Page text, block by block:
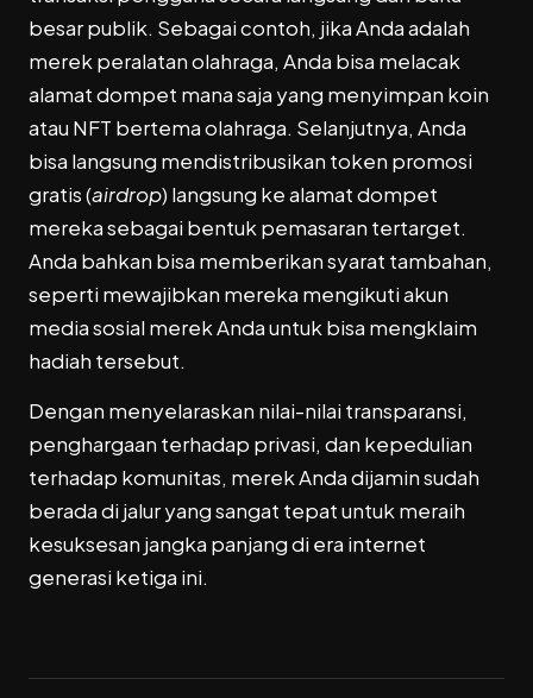
besar publik. Sebagai contoh, jika Anda adalah
merek peralatan olahraga, Anda bisa melacak
alamat dompet mana saja yang menyimpan koin
atau NFT bertema olahraga. Selanjutnya, Anda
bisa langsung mendistribusikan token promosi
gratis (airdrop) langsung ke alamat dompet
mereka sebagai bentuk pemasaran tertarget.
Anda bahkan bisa memberikan syarat tambahan,
seperti mewajibkan mereka mengikuti akun
media sosial merek Anda untuk bisa mengklaim
hadiah tersebut.
Dengan menyelaraskan nilai-nilai transparansi,
penghargaan terhadap privasi, dan kepedulian
terhadap komunitas, merek Anda dijamin sudah
berada di jalur yang sangat tepat untuk meraih
kesuksesan jangka panjang di era internet
generasi ketiga ini.